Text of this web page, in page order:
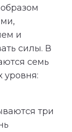
и
силы. В
семь
уровня:
три